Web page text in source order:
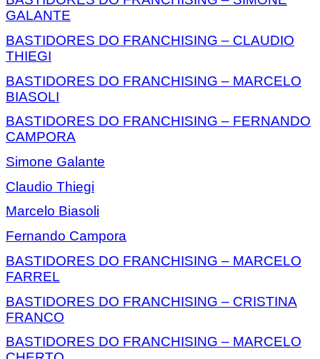
GALANTE
BASTIDORES DO FRANCHISING – CLAUDIO
THIEGI
BASTIDORES DO FRANCHISING – MARCELO
BIASOLI
BASTIDORES DO FRANCHISING – FERNANDO
CAMPORA
Simone Galante
Claudio Thiegi
Marcelo Biasoli
Fernando Campora
BASTIDORES DO FRANCHISING – MARCELO
FARREL
BASTIDORES DO FRANCHISING – CRISTINA
FRANCO
BASTIDORES DO FRANCHISING – MARCELO